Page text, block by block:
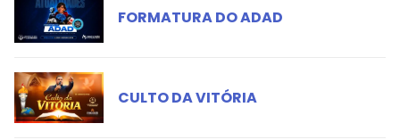
FORMATURA DO ADAD
CULTO DA VITÓRIA